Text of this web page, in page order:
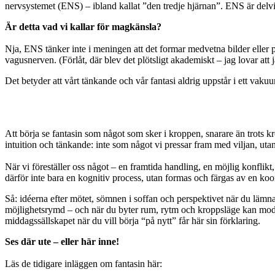
nervsystemet (ENS) – ibland kallat ”den tredje hjärnan”. ENS är
Är detta vad vi kallar för magkänsla?
Nja, ENS tänker inte i meningen att det formar medvetna bilder
vagusnerven. (Förlåt, där blev det plötsligt akademiskt – jag lovar
Det betyder att vårt tänkande och vår fantasi aldrig uppstår i ett
Att börja se fantasin som något som sker i kroppen, snarare än
intuition och tänkande: inte som något vi pressar fram med viljan,
När vi föreställer oss något – en framtida handling, en möjlig
därför inte bara en kognitiv process, utan formas och färgas av en
Så: idéerna efter mötet, sömnen i soffan och perspektivet när du
möjlighetsrymd – och när du byter rum, rytm och kroppsläge kan
middagssällskapet när du vill börja “på nytt” får här sin förklaring.
Ses där ute – eller här inne!
Läs de tidigare inläggen om fantasin här: